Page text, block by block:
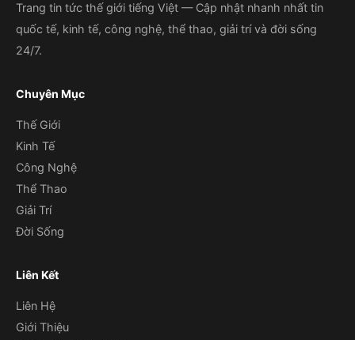
Trang tin tức thế giới tiếng Việt — Cập nhật nhanh nhất tin
quốc tế, kinh tế, công nghệ, thể thao, giải trí và đời sống
24/7.
Chuyên Mục
Thế Giới
Kinh Tế
Công Nghệ
Thể Thao
Giải Trí
Đời Sống
Liên Kết
Liên Hệ
Giới Thiệu